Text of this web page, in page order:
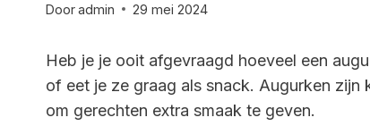
Dooradmin 29 mei 2024
Heb je je ooit afgevraagd hoeveel een
of eet je ze graag als snack. Augurken
om gerechten extra smaak te geven.